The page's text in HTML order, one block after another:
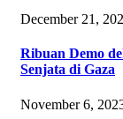
December 21,
Ribuan Demo
Senjata di Gaza
November 6,